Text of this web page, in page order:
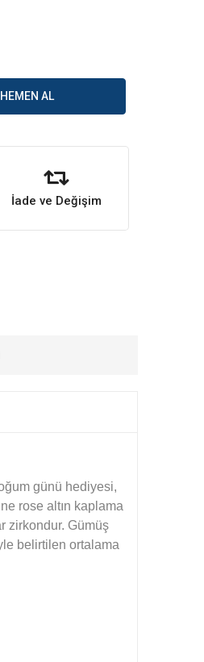
HEMEN AL
İade ve Değişim
günü hediyesi,
rose altın kaplama
zirkondur. Gümüş
belirtilen ortalama